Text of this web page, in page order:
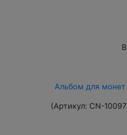
Альбом для монет
(Артикул: CN-